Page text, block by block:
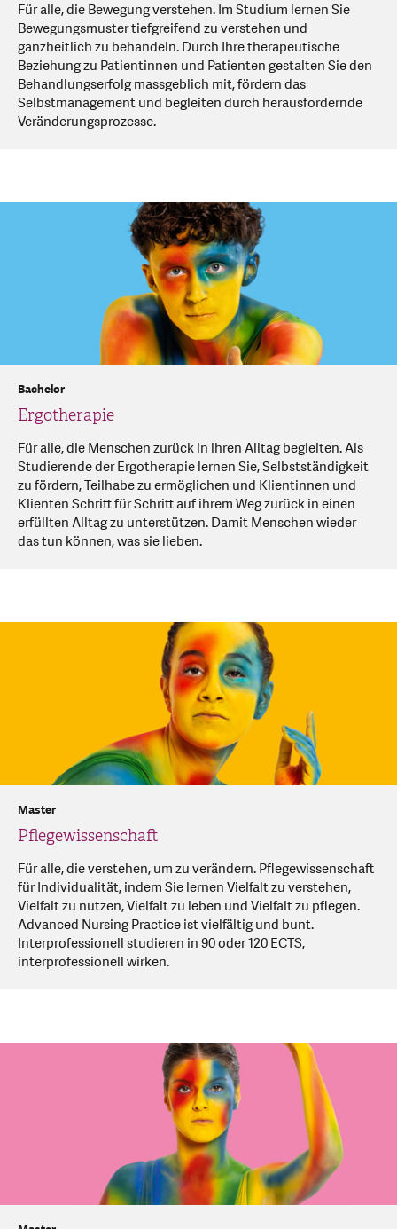
Für alle, die Bewegung verstehen. Im Studium lernen Sie
Bewegungsmuster tiefgreifend zu verstehen und
ganzheitlich zu behandeln. Durch Ihre therapeutische
Beziehung zu Patientinnen und Patienten gestalten Sie den
Behandlungserfolg massgeblich mit, fördern das
Selbstmanagement und begleiten durch herausfordernde
Veränderungsprozesse.
Ergotherapie
Bachelor
Für alle, die Menschen zurück in ihren Alltag begleiten. Als
Studierende der Ergotherapie lernen Sie, Selbstständigkeit
zu fördern, Teilhabe zu ermöglichen und Klientinnen und
Klienten Schritt für Schritt auf ihrem Weg zurück in einen
erfüllten Alltag zu unterstützen. Damit Menschen wieder
das tun können, was sie lieben.
Pflegewissenschaft
Master
Für alle, die verstehen, um zu verändern. Pflegewissenschaft
für Individualität, indem Sie lernen Vielfalt zu verstehen,
Vielfalt zu nutzen, Vielfalt zu leben und Vielfalt zu pflegen.
Advanced Nursing Practice ist vielfältig und bunt.
Interprofessionell studieren in 90 oder 120 ECTS,
interprofessionell wirken.